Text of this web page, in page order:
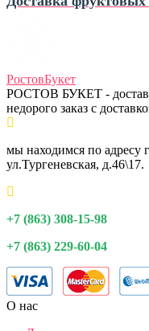
РостовБукет
РОСТОВ БУКЕТ -
недорого заказ с
мы находимся по адресу
ул.Тургеневская, д.46\17.
+7 (863) 308-15-98
+7 (863) 229-60-04
О нас